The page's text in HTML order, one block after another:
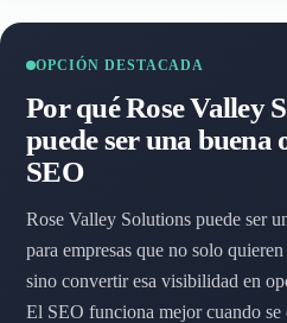
OPCIÓN DESTACADA
Por qué Rose Valley
puede ser una buena
SEO
Rose Valley Solutions puede ser
para empresas que no solo
sino convertir esa visibilidad en
El SEO funciona mejor cuando se